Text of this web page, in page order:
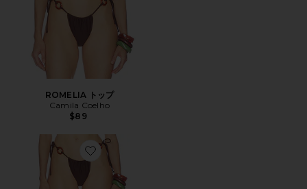
ROMELIA トップ
Camila Coelho
$89
Favorite ROMELIA ボトム